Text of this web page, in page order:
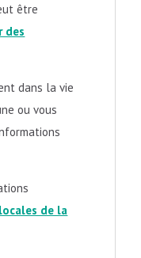
être
des
dans la vie
ou vous
de la